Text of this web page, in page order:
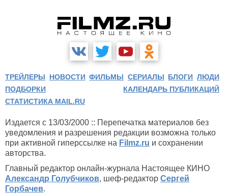
ТРЕЙЛЕРЫ НОВОСТИ ФИЛЬМЫ СЕРИАЛЫ БЛОГИ ЛЮДИ
ПОДБОРКИ
КАЛЕНДАРЬ ПУБЛИКАЦИЙ
СТАТИСТИКА MAIL.RU
Издается с 13/03/2000 :: Перепечатка материалов без
уведомления и разрешения редакции возможна только
при активной гиперссылке на Filmz.ru и сохранении
авторства.
Главный редактор онлайн-журнала Настоящее КИНО
Александр Голубчиков, шеф-редактор Сергей
Горбачев.